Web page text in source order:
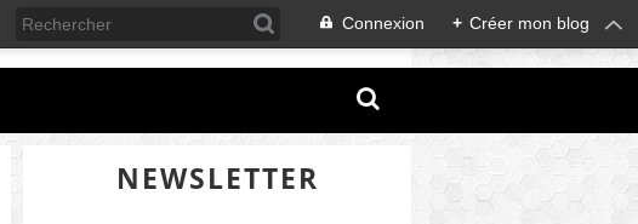
Connexion + Créer mon blog
NEWSLETTER